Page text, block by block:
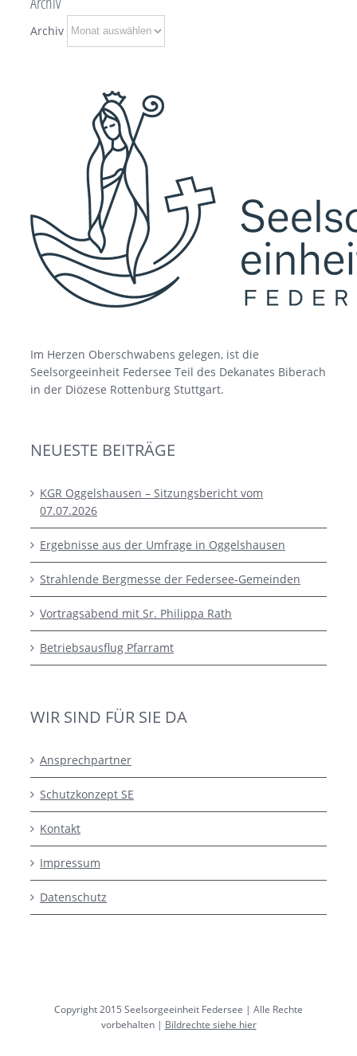
Archiv
Im Herzen Oberschwabens gelegen, ist die
Seelsorgeeinheit Federsee Teil des Dekanates Biberach
in der Diözese Rottenburg Stuttgart.
NEUESTE BEITRÄGE
KGR Oggelshausen – Sitzungsbericht vom
07.07.2026
Ergebnisse aus der Umfrage in Oggelshausen
Strahlende Bergmesse der Federsee-Gemeinden
Vortragsabend mit Sr. Philippa Rath
Betriebsausflug Pfarramt
WIR SIND FÜR SIE DA
Ansprechpartner
Schutzkonzept SE
Kontakt
Impressum
Datenschutz
Copyright 2015 Seelsorgeeinheit Federsee | Alle Rechte
vorbehalten | Bildrechte siehe hier